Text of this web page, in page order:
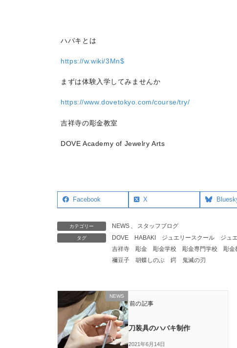
ハバキとは
https://w.wiki/3Mn$
まずは体験入学してみませんか
https://www.dovetokyo.com/course/try/
吉祥寺の彫金教室
DOVE Academy of Jewelry Arts
Facebook X
カテゴリー NEWS 、 スタッフブログ
タグ DOVE HABAKI ジュエリースクール ジュ
吉祥寺
彫金 彫金学校 彫金専門学校 彫金
禰󠄀豆子
胡蝶しのぶ 鍔 鬼滅の刃
NEWS
前の記事
刀装具のハバキ制作
2021年6月14日